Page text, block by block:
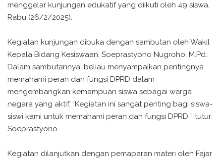
menggelar kunjungan edukatif yang diikuti oleh 49 siswa,
Rabu (26/2/2025).
Kegiatan kunjungan dibuka dengan sambutan oleh Wakil
Kepala Bidang Kesiswaan, Soeprastyono Nugroho, M.Pd.
Dalam sambutannya, beliau menyampaikan pentingnya
memahami peran dan fungsi DPRD dalam
mengembangkan kemampuan siswa sebagai warga
negara yang aktif. “Kegiatan ini sangat penting bagi siswa-
siswi kami untuk memahami peran dan fungsi DPRD ” tutur
Soeprastyono
Kegiatan dilanjutkan dengan pemaparan materi oleh Fajar